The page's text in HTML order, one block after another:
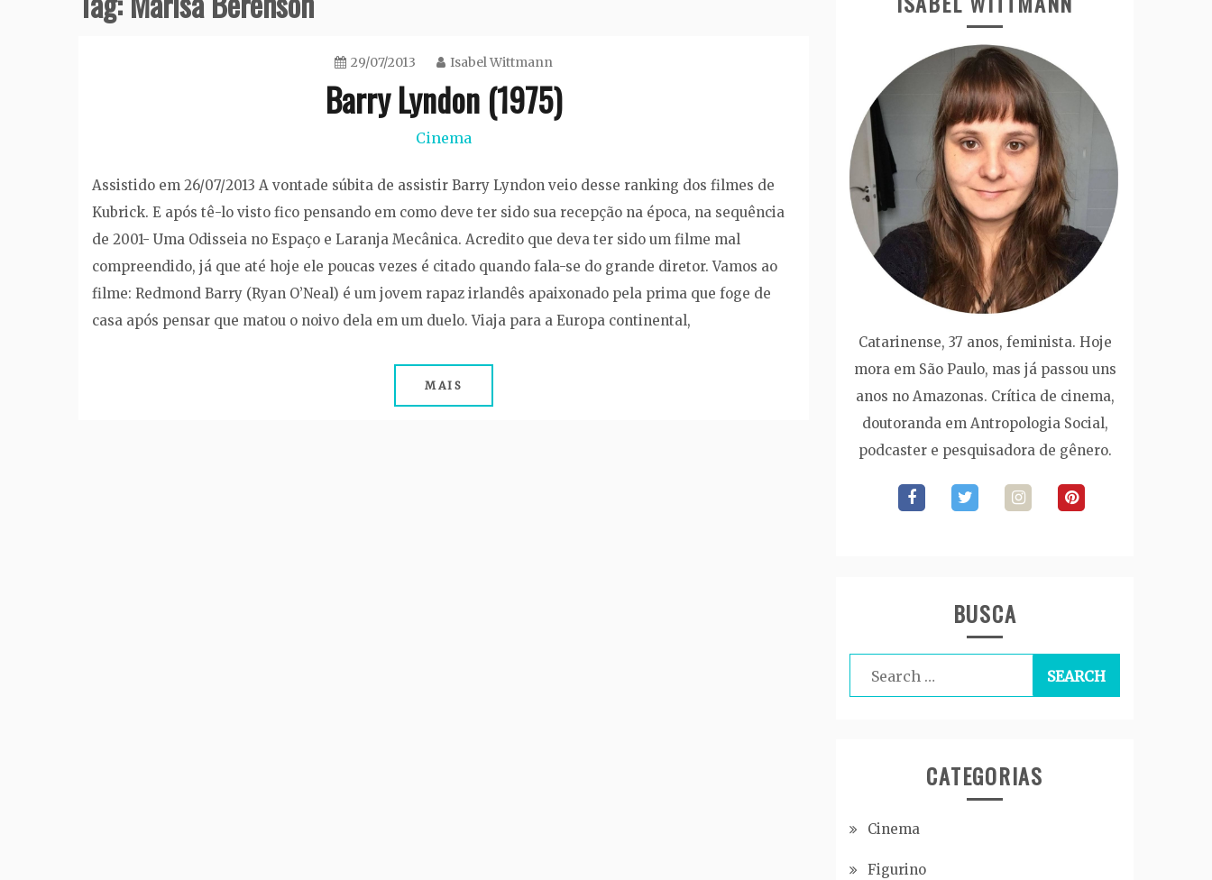
29/07/2013 Isabel Wittmann
Barry Lyndon (1975)
Cinema
Assistido em 26/07/2013 A vontade súbita de assistir Barry Lyndon veio desse ranking dos filmes de
Kubrick. E após tê-lo visto fico pensando em como deve ter sido sua recepção na época, na sequência
de 2001- Uma Odisseia no Espaço e Laranja Mecânica. Acredito que deva ter sido um filme mal
compreendido, já que até hoje ele poucas vezes é citado quando fala-se do grande diretor. Vamos ao
filme: Redmond Barry (Ryan O’Neal) é um jovem rapaz irlandês apaixonado pela prima que foge de
casa após pensar que matou o noivo dela em um duelo. Viaja para a Europa continental,
MAIS
Catarinense, 37 anos, feminista. Hoje
mora em São Paulo, mas já passou uns
anos no Amazonas. Crítica de cinema,
doutoranda em Antropologia Social,
podcaster e pesquisadora de gênero.
BUSCA
for:
CATEGORIAS
Cinema
Figurino